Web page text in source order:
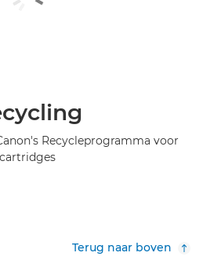
Recycleprogramma voor
cartridges
Terug naar boven